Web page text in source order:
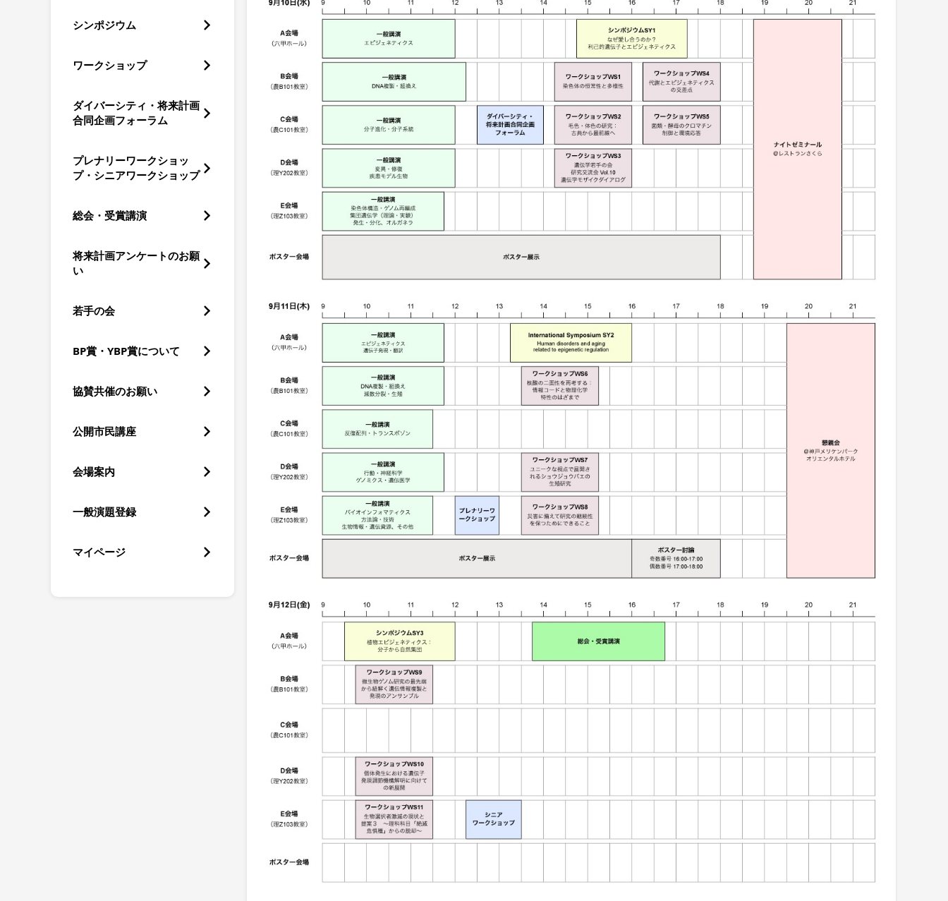
シンポジウム
ワークショップ
ダイバーシティ・将来計画
合同企画フォーラム
プレナリーワークショッ
プ・シニアワークショップ
総会・受賞講演
将来計画アンケートのお願
い
若手の会
BP賞・YBP賞について
協賛共催のお願い
公開市民講座
会場案内
一般演題登録
マイページ